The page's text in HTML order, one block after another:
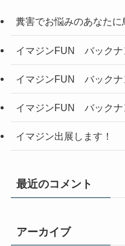
糞害でお悩みのあなたに
イマジンFUN バックナ
イマジンFUN バックナ
イマジンFUN バックナ
イマジン出展します！
最近のコメント
アーカイブ